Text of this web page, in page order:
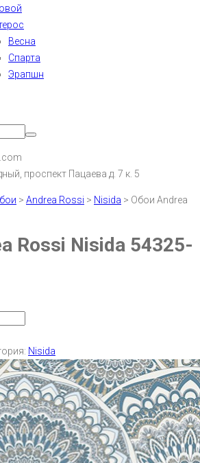
Весна
Спарта
Эрапшн
проспект Пацаева д. 7 к. 5
> Andrea Rossi > Nisida > Обои Andrea
Rossi Nisida 54325-
Nisida